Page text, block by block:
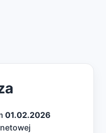
01.02.2026